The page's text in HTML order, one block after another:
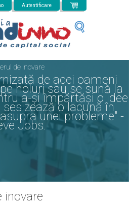
Autentificare
de inovare
de acei oameni
holuri sau se sună la
a-și împărtăși o idee
o lacună în
unei probleme" -
Jobs.
inovare